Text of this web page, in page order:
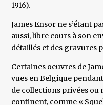
1916).
James Ensor ne s’étant
aussi, libre cours à son
détaillés et des gravures
Certaines oeuvres de
vues en Belgique
de collections privées ou
continent, comme «